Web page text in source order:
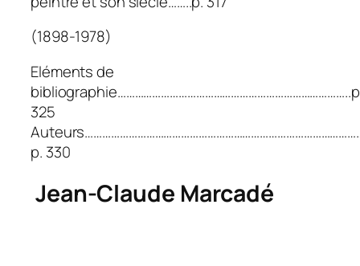
(1898-1978)
Eléments de
325
p. 330
Jean-Claude Marcadé